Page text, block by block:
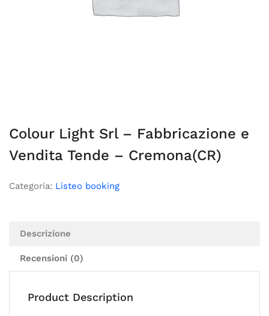
Colour Light Srl – Fabbricazione e
Vendita Tende – Cremona(CR)
Categoria: Listeo booking
Descrizione
Recensioni (0)
Product Description